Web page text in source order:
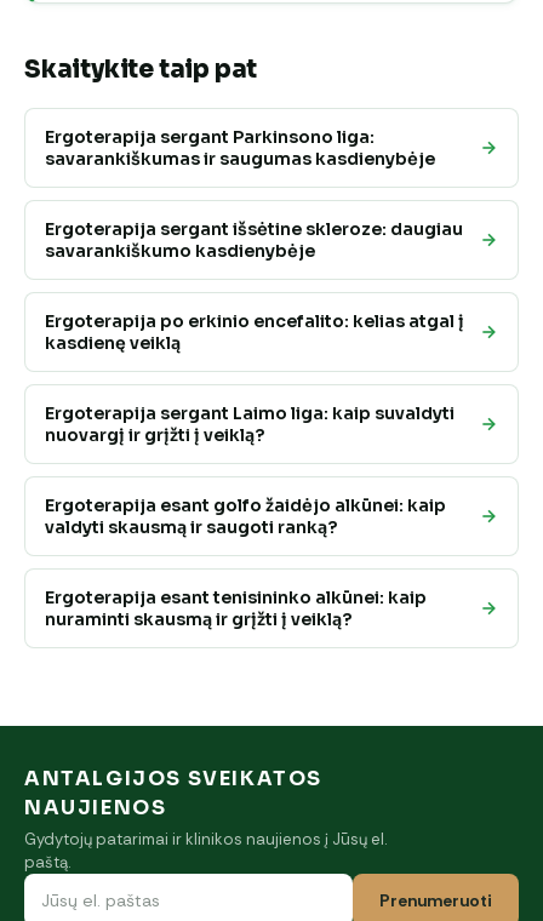
Skaitykite taip pat
Ergoterapija sergant Parkinsono liga:
savarankiškumas ir saugumas kasdienybėje
Ergoterapija sergant išsėtine skleroze: daugiau
savarankiškumo kasdienybėje
Ergoterapija po erkinio encefalito: kelias atgal į
kasdienę veiklą
Ergoterapija sergant Laimo liga: kaip suvaldyti
nuovargį ir grįžti į veiklą?
Ergoterapija esant golfo žaidėjo alkūnei: kaip
valdyti skausmą ir saugoti ranką?
Ergoterapija esant tenisininko alkūnei: kaip
nuraminti skausmą ir grįžti į veiklą?
ANTALGIJOS SVEIKATOS
NAUJIENOS
Gydytojų patarimai ir klinikos naujienos į Jūsų el.
paštą.
Prenumeruoti